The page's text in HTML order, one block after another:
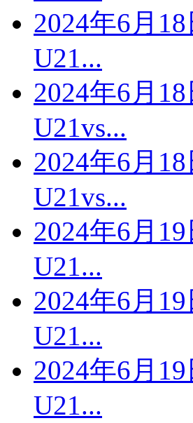
2024年6月
U21...
2024年6月
U21vs...
2024年6月
U21vs...
2024年6月
U21...
2024年6月
U21...
2024年6月
U21...